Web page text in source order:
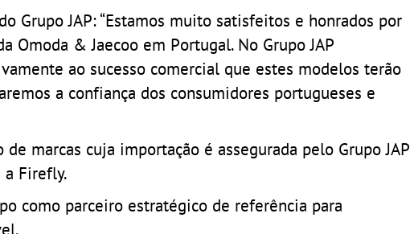
Grupo JAP: “Estamos muito satisfeitos e honrados por
& Jaecoo em Portugal. No Grupo JAP
ao sucesso comercial que estes modelos terão
a confiança dos consumidores portugueses e
marcas cuja importação é assegurada pelo Grupo JAP
a Firefly.
como parceiro estratégico de referência para